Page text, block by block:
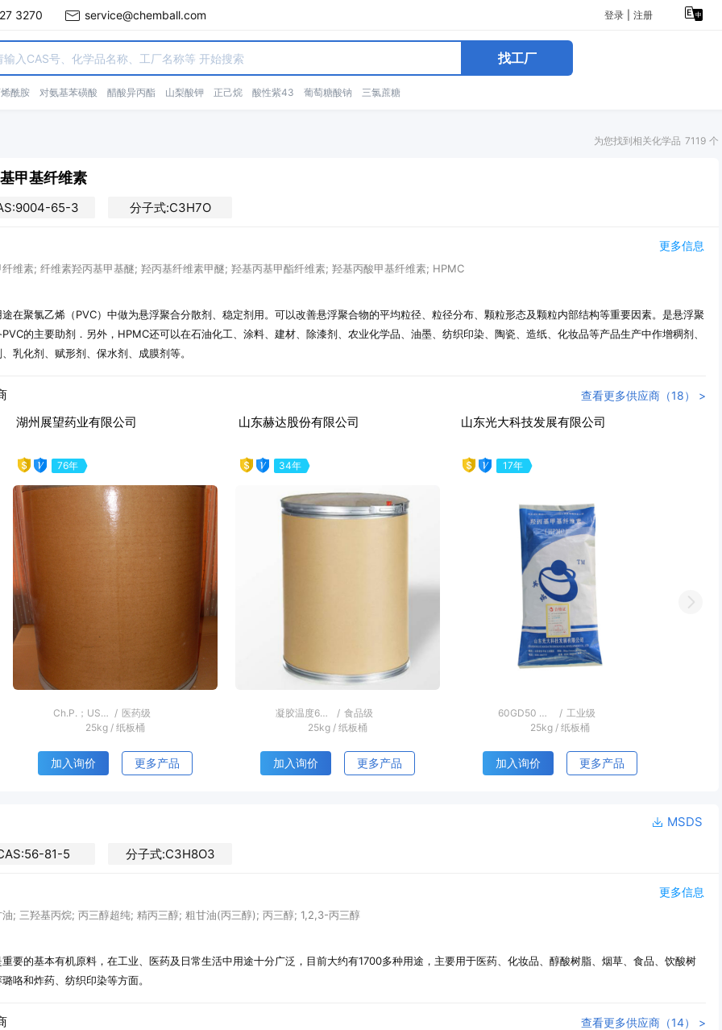
3270 service@chemball.com 登录 注册
找工厂
酰胺 对氨基苯磺酸 醋酸异丙酯 山梨酸钾 正己烷 酸性紫43 葡萄糖酸钠 三氯蔗糖
为您找到相关化学品 7119 个
甲基纤维素
65-3 分子式:C3H7O
更多信息
纤维素; 纤维素羟丙基甲基醚; 羟丙基纤维素甲醚; 羟基丙基甲酯纤维素; 羟基丙酸甲基纤维素; HPMC
在聚氯乙烯（PVC）中做为悬浮聚合分散剂、稳定剂用。可以改善悬浮聚合物的平均粒径、粒径分布、颗粒形态及颗粒内部结构等重要因素。是悬浮聚
的主要助剂．另外，HPMC还可以在石油化工、涂料、建材、除漆剂、农业化学品、油墨、纺织印染、陶瓷、造纸、化妆品等产品生产中作增稠剂、
乳化剂、赋形剂、保水剂、成膜剂等。
查看更多供应商（18） >
山东新大地实业集团有限公司
28年
MF；甲氧基含量 (%) 27-30；羟丙氧基含量 (%) 4-7.5；凝胶温度(°C) 62-68 / 工业级
25kg / 塑编袋
加入询价 更多产品
山东戈麦斯化工有限公司
12年
保水率 92% / 工业级
25kg / 塑编袋
加入询价 更多产品
石家庄晋吉建材科技有限公司
8年
99% / 工业级
25kg/纸袋
加入询价 更多产品
Next
MSDS
81-5 分子式:C3H8O3
更多信息
油; 三羟基丙烷; 丙三醇超纯; 精丙三醇; 粗甘油(丙三醇); 丙三醇; 1,2,3-丙三醇
要的基本有机原料，在工业、医药及日常生活中用途十分广泛，目前大约有1700多种用途，主要用于医药、化妆品、醇酸树脂、烟草、食品、饮酸树
咯和炸药、纺织印染等方面。
查看更多供应商（14） >